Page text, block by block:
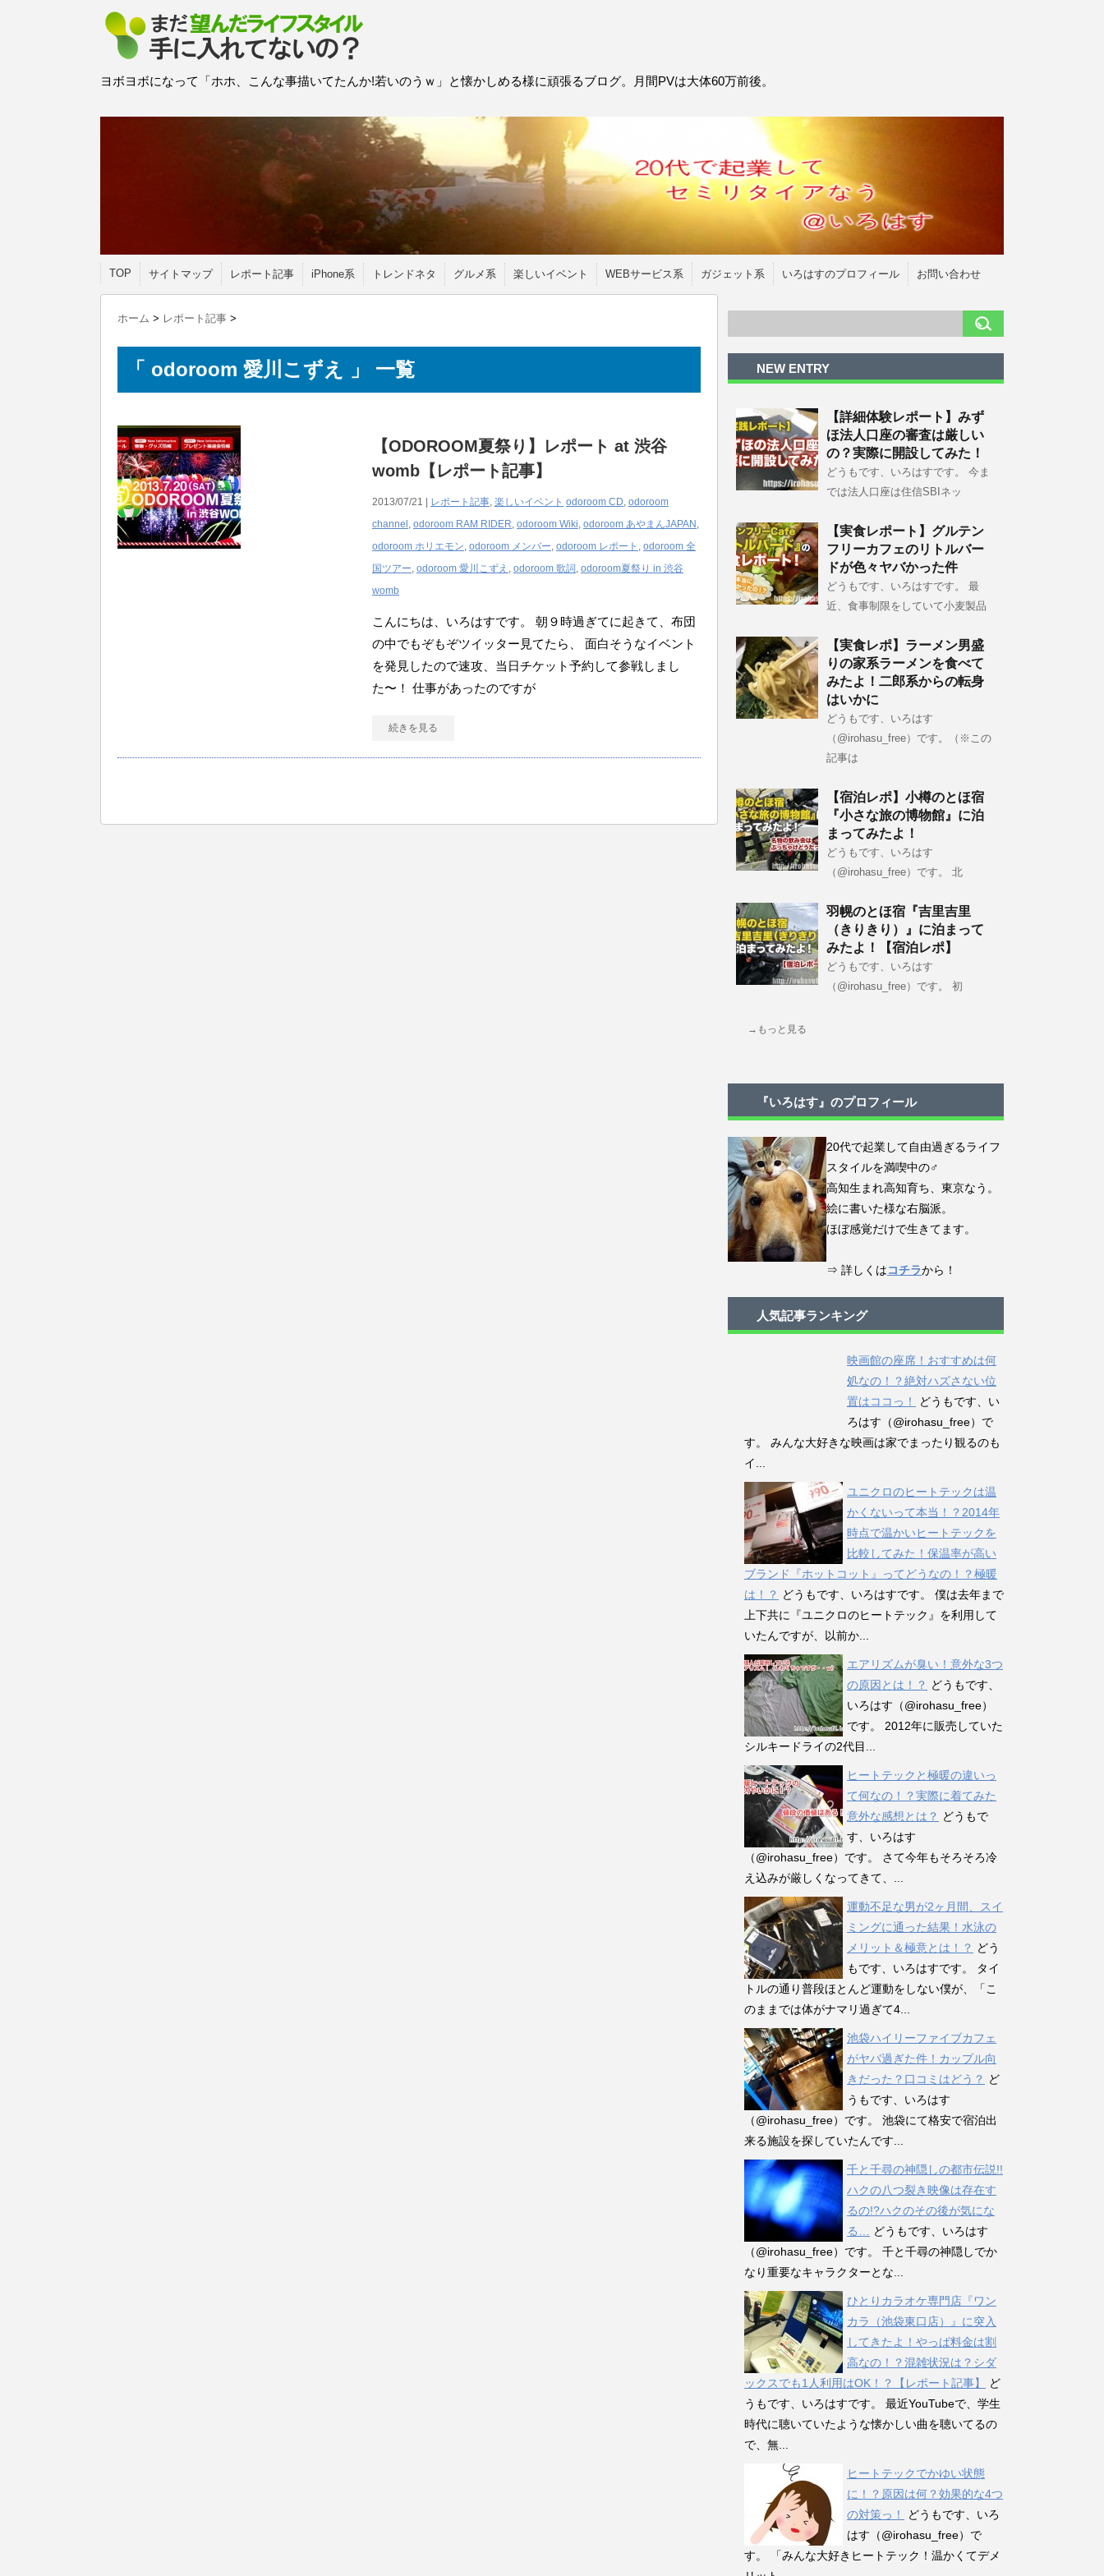
ヨボヨボになって「ホホ、こんな事描いてたんか!若いのうｗ」と懐かしめる様に頑張るブログ。月間PVは大体60万前後。
TOP サイトマップ レポート記事 iPhone系 トレンドネタ グルメ系 楽しいイベント WEBサービス系 ガジェット系 いろはすのプロフィール お問い合わせ
ホーム > レポート記事 >
「 odoroom 愛川こずえ 」 一覧
【ODOROOM夏祭り】レポート at 渋谷
womb【レポート記事】
2013/07/21 | レポート記事, 楽しいイベント odoroom CD, odoroom
channel , odoroom RAM RIDER, odoroom Wiki, odoroom あやまんJAPAN ,
odoroom ホリエモン, odoroom メンバー, odoroom レポート , odoroom 全
国ツアー, odoroom 愛川こずえ , odoroom 歌詞, odoroom夏祭り in 渋谷
womb
こんにちは、いろはすです。 朝９時過ぎてに起きて、布団
の中でもぞもぞツイッター見てたら、 面白そうなイベント
を発見したので速攻、当日チケット予約して参戦しまし
た〜！ 仕事があったのですが
続きを見る
NEW ENTRY
【詳細体験レポート】みず
ほ法人口座の審査は厳しい
の？実際に開設してみた！
どうもです、いろはすです。 今ま
では法人口座は住信SBIネッ
【実食レポート】グルテン
フリーカフェのリトルバー
ドが色々ヤバかった件
どうもです、いろはすです。 最
近、食事制限をしていて小麦製品
【実食レポ】ラーメン男盛
りの家系ラーメンを食べて
みたよ！二郎系からの転身
はいかに
どうもです、いろはす
（@irohasu_free）です。（※この
記事は
【宿泊レポ】小樽のとほ宿
『小さな旅の博物館』に泊
まってみたよ！
どうもです、いろはす
（@irohasu_free）です。 北
羽幌のとほ宿『吉里吉里
（きりきり）』に泊まって
みたよ！【宿泊レポ】
どうもです、いろはす
（@irohasu_free）です。 初
→もっと見る
『いろはす』のプロフィール
20代で起業して自由過ぎるライフ
スタイルを満喫中の♂
高知生まれ高知育ち、東京なう。
絵に書いた様な右脳派。
ほぼ感覚だけで生きてます。
⇒ 詳しくはコチラから！
人気記事ランキング
映画館の座席！おすすめは何
処なの！？絶対ハズさない位
置はココっ！
どうもです、い
ろはす（@irohasu_free）で
す。 みんな大好きな映画は家でまったり観るのも
イ...
ユニクロのヒートテックは温
かくないって本当！？2014年
時点で温かいヒートテックを
比較してみた！保温率が高い
ブランド『ホットコット』ってどうなの！？極暖
は！？ どうもです、いろはすです。 僕は去年まで
上下共に『ユニクロのヒートテック』を利用して
いたんですが、以前か...
エアリズムが臭い！意外な3つ
の原因とは！？ どうもです、
いろはす（@irohasu_free）
です。 2012年に販売していた
シルキードライの2代目...
ヒートテックと極暖の違いっ
て何なの！？実際に着てみた
意外な感想とは？ どうもで
す、いろはす
（@irohasu_free）です。 さて今年もそろそろ冷
え込みが厳しくなってきて、...
運動不足な男が2ヶ月間、スイ
ミングに通った結果！水泳の
メリット＆極意とは！？ どう
もです、いろはすです。 タイ
トルの通り普段ほとんど運動をしない僕が、「こ
のままでは体がナマリ過ぎて4...
池袋ハイリーファイブカフェ
がヤバ過ぎた件！カップル向
きだった？口コミはどう？ ど
うもです、いろはす
（@irohasu_free）です。 池袋にて格安で宿泊出
来る施設を探していたんです...
千と千尋の神隠しの都市伝説!!
ハクの八つ裂き映像は存在す
るの!?ハクのその後が気にな
る…
どうもです、いろはす
（@irohasu_free）です。 千と千尋の神隠しでか
なり重要なキャラクターとな...
ひとりカラオケ専門店『ワン
カラ（池袋東口店）』に突入
してきたよ！やっぱ料金は割
高なの！？混雑状況は？シダ
ックスでも1人利用はOK！？【レポート記事】
ど
うもです、いろはすです。 最近YouTubeで、学生
時代に聴いていたような懐かしい曲を聴いてるの
で、無...
ヒートテックでかゆい状態
に！？原因は何？効果的な4つ
の対策っ！
どうもです、いろ
はす（@irohasu_free）で
す。 「みんな大好きヒートテック！温かくてデメ